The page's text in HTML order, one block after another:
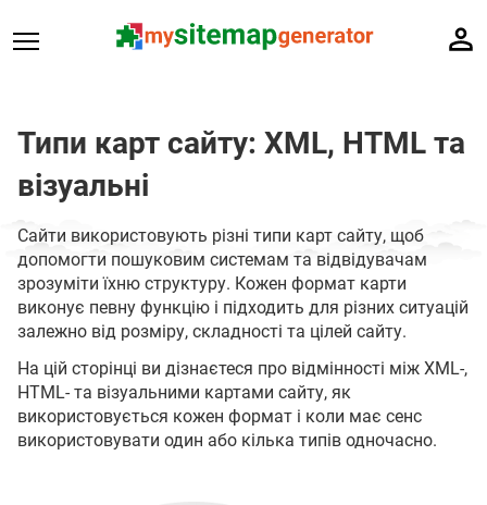
Типи карт сайту: XML, HTML та
візуальні
Сайти використовують різні типи карт сайту, щоб
допомогти пошуковим системам та відвідувачам
зрозуміти їхню структуру. Кожен формат карти
виконує певну функцію і підходить для різних ситуацій
залежно від розміру, складності та цілей сайту.
На цій сторінці ви дізнаєтеся про відмінності між XML-,
HTML- та візуальними картами сайту, як
використовується кожен формат і коли має сенс
використовувати один або кілька типів одночасно.